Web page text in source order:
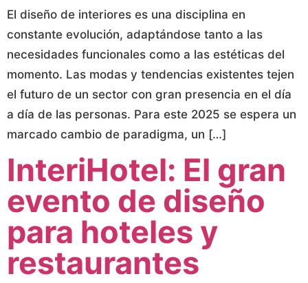
El diseño de interiores es una disciplina en
constante evolución, adaptándose tanto a las
necesidades funcionales como a las estéticas del
momento. Las modas y tendencias existentes tejen
el futuro de un sector con gran presencia en el día
a día de las personas. Para este 2025 se espera un
marcado cambio de paradigma, un […]
InteriHotel: El gran
evento de diseño
para hoteles y
restaurantes